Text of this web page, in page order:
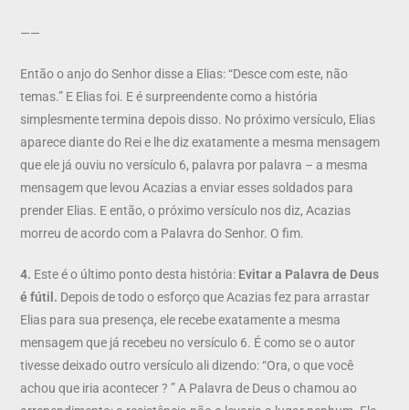
——
Então o anjo do Senhor disse a Elias: “Desce com este, não
temas.” E Elias foi. E é surpreendente como a história
simplesmente termina depois disso. No próximo versículo, Elias
aparece diante do Rei e lhe diz exatamente a mesma mensagem
que ele já ouviu no versículo 6, palavra por palavra – a mesma
mensagem que levou Acazias a enviar esses soldados para
prender Elias. E então, o próximo versículo nos diz, Acazias
morreu de acordo com a Palavra do Senhor. O fim.
4. Este é o último ponto desta história: Evitar a Palavra de Deus
é fútil. Depois de todo o esforço que Acazias fez para arrastar
Elias para sua presença, ele recebe exatamente a mesma
mensagem que já recebeu no versículo 6. É como se o autor
tivesse deixado outro versículo ali dizendo: “Ora, o que você
achou que iria acontecer ? ” A Palavra de Deus o chamou ao